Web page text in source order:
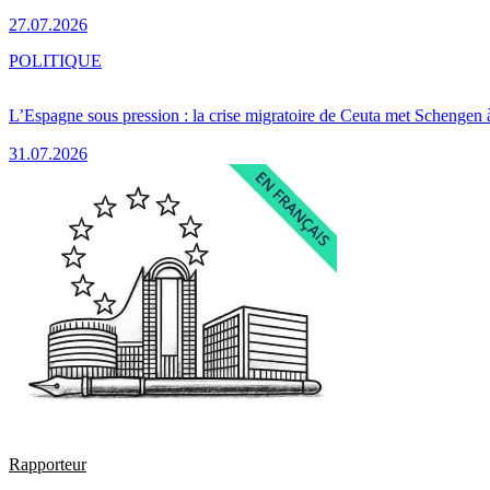
27.07.2026
L’Espagne sous pression : la crise migratoire de Ceuta met Schengen
31.07.2026
POLITIQUE
Rapporteur